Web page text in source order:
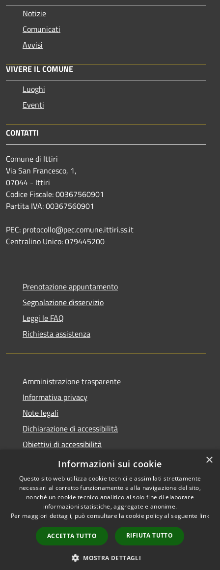
Notizie
Comunicati
Avvisi
VIVERE IL COMUNE
Luoghi
Eventi
CONTATTI
Comune di Ittiri
Via San Francesco, 1,
07044 - Ittiri
Codice Fiscale: 00367560901
Partita IVA: 00367560901
PEC: protocollo@pec.comune.ittiri.ss.it
Centralino Unico: 079445200
Prenotazione appuntamento
Segnalazione disservizio
Leggi le FAQ
Richiesta assistenza
Amministrazione trasparente
Informativa privacy
Note legali
Dichiarazione di accessibilità
Obiettivi di accessibilità
Storico Deliberazioni
Accessibilità
Copyright © 2026 • Comune di
Ittiri • Powered by
Municipium•
Accesso
redazione
×
Informazioni sui cookie
Questo sito web utilizza cookie tecnici e assimilati strettamente
necessari al corretto funzionamento e alla navigazione del sito,
nonché un cookie tecnico analitico al solo fine di elaborare
informazioni statistiche, aggregate e anonime.
Per maggiori dettagli, può consultare la cookie policy al seguente link
ACCETTA TUTTO RIFIUTA TUTTO
MOSTRA DETTAGLI